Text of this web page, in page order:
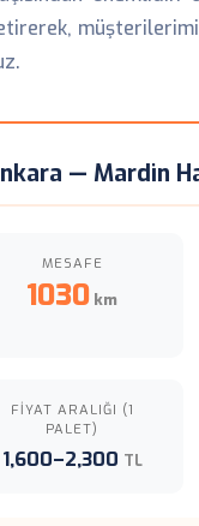
— Mardin
MESAFE
1030 km
FIYAT ARALIĞI (1
PALET)
1,600–2,300 TL